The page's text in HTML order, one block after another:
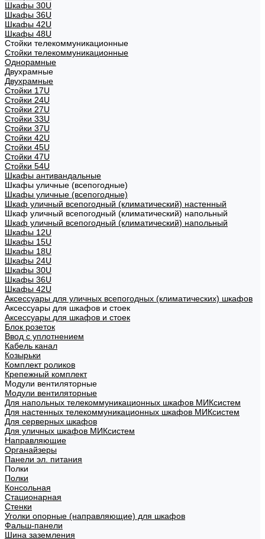
Шкафы 30U
Шкафы 36U
Шкафы 42U
Шкафы 48U
Стойки телекоммуникационные
Стойки телекоммуникационные
Однорамные
Двухрамные
Двухрамные
Стойки 17U
Стойки 24U
Стойки 27U
Стойки 33U
Стойки 37U
Стойки 42U
Стойки 45U
Стойки 47U
Стойки 54U
Шкафы антивандальные
Шкафы уличные (всепогодные)
Шкафы уличные (всепогодные)
Шкаф уличный всепогодный (климатический) настенный
Шкаф уличный всепогодный (климатический) напольный
Шкаф уличный всепогодный (климатический) напольный
Шкафы 12U
Шкафы 15U
Шкафы 18U
Шкафы 24U
Шкафы 30U
Шкафы 36U
Шкафы 42U
Аксессуары для уличных всепогодных (климатических) шкафов
Аксессуары для шкафов и стоек
Аксессуары для шкафов и стоек
Блок розеток
Ввод с уплотнением
Кабель канал
Козырьки
Комплект роликов
Крепежный комплект
Модули вентиляторные
Модули вентиляторные
Для напольных телекоммуникационных шкафов МИКсистем
Для настенных телекоммуникационных шкафов МИКсистем
Для серверных шкафов
Для уличных шкафов МИКсистем
Направляющие
Органайзеры
Панели эл. питания
Полки
Полки
Консольная
Стационарная
Стенки
Уголки опорные (направляющие) для шкафов
Фальш-панели
Шина заземления